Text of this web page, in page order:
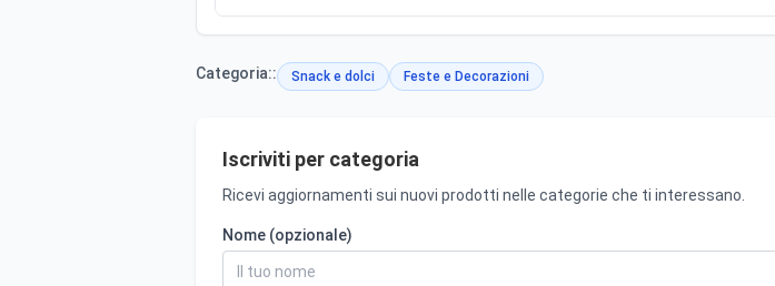
Categoria:: Snack e dolci Feste e Decorazioni
Iscriviti per categoria
Ricevi aggiornamenti sui nuovi prodotti nelle categorie che ti interessano.
Nome (opzionale)